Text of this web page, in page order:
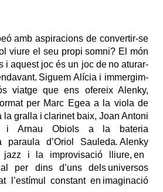
amb aspiracions de convertir-se
viure el seu propi somni? El món
i aquest joc és un joc de no aturar-
Siguem Alícia i immergim-
viatge que ens ofereix Alenky,
per Marc Egea a la viola de
la gralla i clarinet baix, Joan Antoni
i Arnau Obiols a la bateria
paraula d’Oriol Sauleda. Alenky
i la improvisació lliure, en
per dins d’uns dels universos
l’estímul constant en imaginació